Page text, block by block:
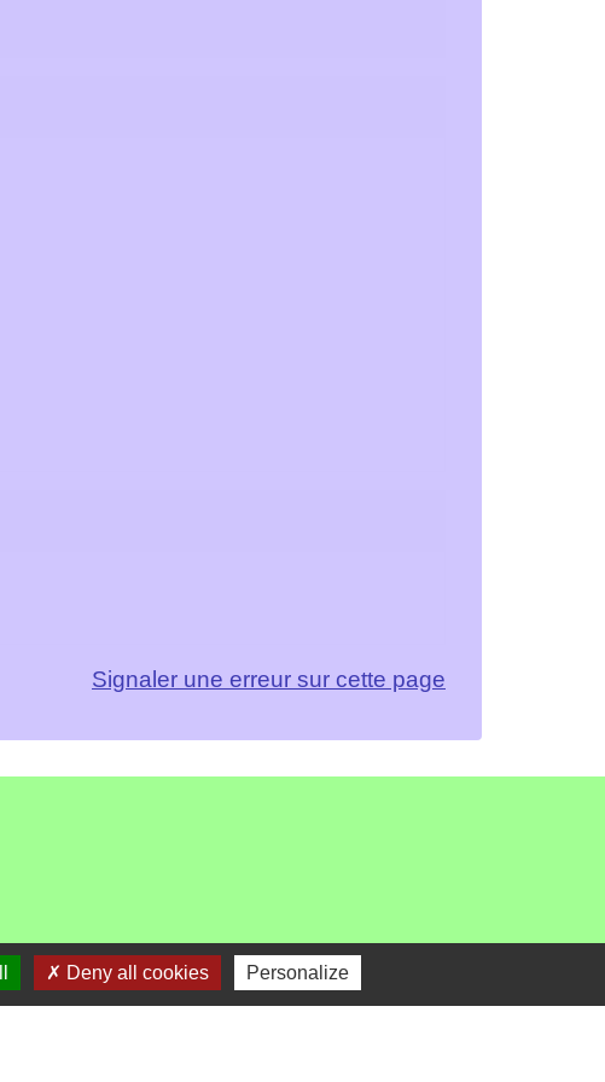
Signaler une erreur sur cette page
Deny all cookies Personalize